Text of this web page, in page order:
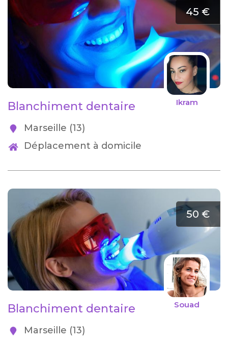
45 €
Ikram
Blanchiment dentaire
Marseille (13)
Déplacement à domicile
50 €
Souad
Blanchiment dentaire
Marseille (13)